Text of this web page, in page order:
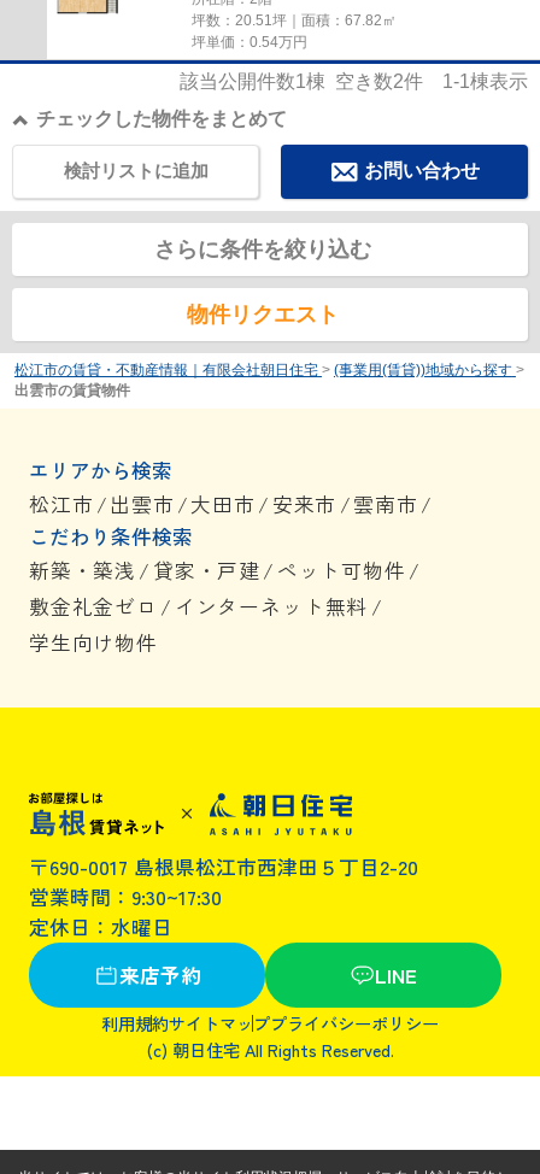
坪数：20.51坪｜面積：67.82㎡
坪単価： 0.54万円
該当公開件数1棟 空き数2件 1-1棟表示
チェックした物件をまとめて
お問い合わせ
検討リストに追加
さらに条件を絞り込む
物件リクエスト
松江市の賃貸・不動産情報｜有限会社朝日住宅 > (事業用(賃貸))地域から探す >
出雲市の賃貸物件
エリアから検索
松江市 / 出雲市 /大田市 / 安来市 /雲南市 /
こだわり条件検索
新築・築浅 / 貸家・戸建/ ペット可物件 /
敷金礼金ゼロ / インターネット無料 /
学生向け物件
〒690-0017 島根県松江市西津田５丁目2-20
営業時間：9:30~17:30
定休日：水曜日
来店予約
LINE
利用規約サイトマッププライバシーポリシー
(c) 朝日住宅 All Rights Reserved.